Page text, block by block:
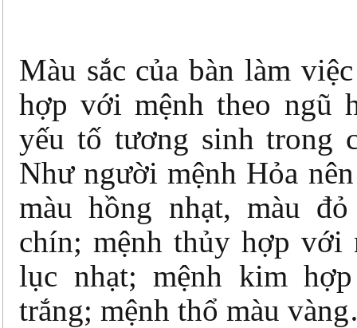
Màu sắc của bàn làm
hợp với mệnh theo ngũ
yếu tố tương sinh trong
Như người mệnh Hỏa
màu hồng nhạt, màu
chín; mệnh thủy hợp với
lục nhạt; mệnh kim
trắng; mệnh thổ màu